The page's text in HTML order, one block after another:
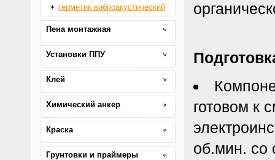
готовом к
об.мин. со
герметик виброакустический
Пена монтажная
Установки ППУ
Клей
Химический анкер
Краска
Грунтовки и праймеры